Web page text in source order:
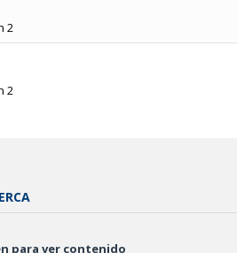
2
2
para ver contenido